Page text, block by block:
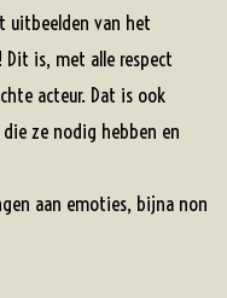
uitbeelden van het
Dit is, met alle respect
acteur. Dat is ook
ze nodig hebben en
aan emoties, bijna non